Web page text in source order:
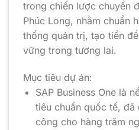
trong chiến lược chuyển
Phúc Long, nhằm chuẩn
thống quản trị, tạo tiền
vững trong tương lai.
Mục tiêu dự án:
SAP Business One là
tiêu chuẩn quốc tế,
công cho hàng trăm